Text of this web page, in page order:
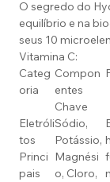
O segredo do
equilíbrio e na
seus 10
Vitamina C:
Categ
oria
Compon
entes
Chave
Eletróli
tos
Princi
pais
Sódio,
Potássio,
Magnési
o, Cloro,